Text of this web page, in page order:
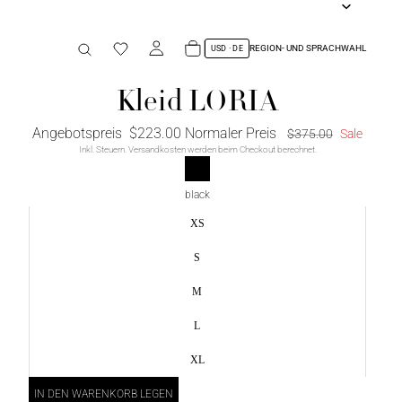
REGION- UND SPRACHWAHL
Kleid LORIA
Angebotspreis $223.00 Normaler Preis $375.00 Sale
Inkl. Steuern. Versandkosten werden beim Checkout berechnet.
black
XS
S
M
L
XL
IN DEN WARENKORB LEGEN